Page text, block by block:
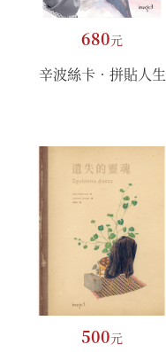
680元
辛波絲卡．拼貼人生
500元